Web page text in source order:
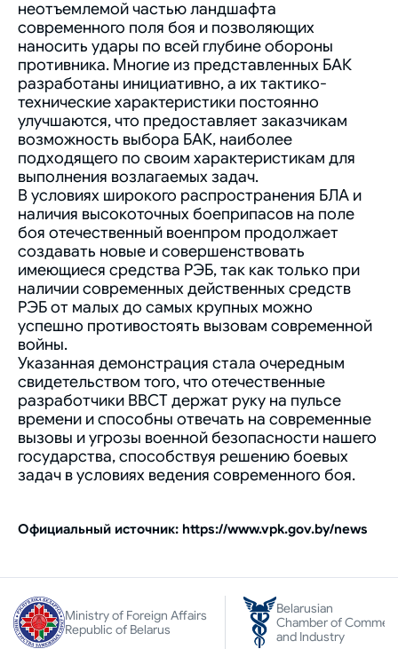
неотъемлемой частью ландшафта
современного поля боя и позволяющих
наносить удары по всей глубине обороны
противника. Многие из представленных БАК
разработаны инициативно, а их тактико-
технические характеристики постоянно
улучшаются, что предоставляет заказчикам
возможность выбора БАК, наиболее
подходящего по своим характеристикам для
выполнения возлагаемых задач.
В условиях широкого распространения БЛА и
наличия высокоточных боеприпасов на поле
боя отечественный военпром продолжает
создавать новые и совершенствовать
имеющиеся средства РЭБ, так как только при
наличии современных действенных средств
РЭБ от малых до самых крупных можно
успешно противостоять вызовам современной
войны.
Указанная демонстрация стала очередным
свидетельством того, что отечественные
разработчики ВВСТ держат руку на пульсе
времени и способны отвечать на современные
вызовы и угрозы военной безопасности нашего
государства, способствуя решению боевых
задач в условиях ведения современного боя.
Официальный источник: https://www.vpk.gov.by/news
Ministry of Foreign Affairs
Republic of Belarus
Belarusian
Chamber of
and Industry